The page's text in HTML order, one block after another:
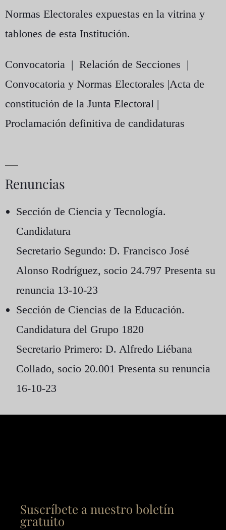
Normas Electorales expuestas en la vitrina y
tablones de esta Institución.
Convocatoria | Relación de Secciones |
Convocatoria y Normas Electorales |Acta de
constitución de la Junta Electoral |
Proclamación definitiva de candidaturas
Renuncias
Sección de Ciencia y Tecnología.
Candidatura
Secretario Segundo: D. Francisco José
Alonso Rodríguez, socio 24.797 Presenta su
renuncia 13-10-23
Sección de Ciencias de la Educación.
Candidatura del Grupo 1820
Secretario Primero: D. Alfredo Liébana
Collado, socio 20.001 Presenta su renuncia
16-10-23
Suscríbete a nuestro boletín
gratuito